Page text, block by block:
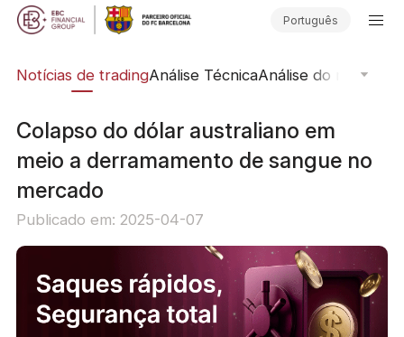
Português
Notícias de tradingAnálise TécnicaAnálise do mercado
Colapso do dólar australiano em
meio a derramamento de sangue no
mercado
Publicado em: 2025-04-07